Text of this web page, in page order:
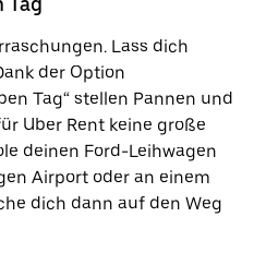
Lass dich
der Option
Tag“ stellen Pannen und
Uber Rent keine große
deinen Ford-Leihwagen
Airport oder an einem
dich dann auf den Weg